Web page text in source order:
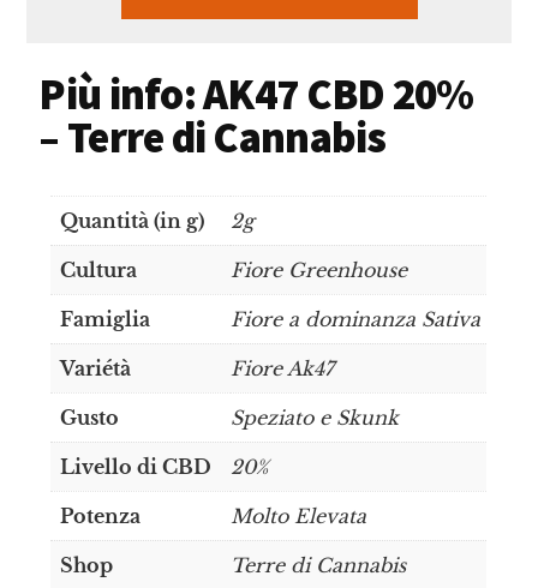
Più info: AK47 CBD 20%
– Terre di Cannabis
Quantità (in g) 2g
Cultura Fiore Greenhouse
Famiglia Fiore a dominanza Sativa
Variétà Fiore Ak47
Gusto Speziato e Skunk
Livello di CBD 20%
Potenza Molto Elevata
Shop Terre di Cannabis